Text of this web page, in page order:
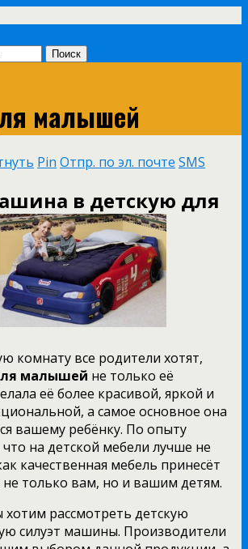
малышей
Pin Отпр. по эл. почте SMS
в детскую для
комнату все родители хотят,
малышей не только её
её более красивой, яркой и
а самое основное она
вашему ребёнку. По опыту
на детской мебели лучше не
качественная мебель принесёт
только вам, но и вашим детям.
хотим рассмотреть детскую
силуэт машины. Производители